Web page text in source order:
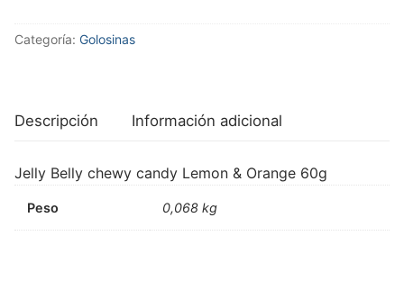
Categoría: Golosinas
Descripción Información adicional
Jelly Belly chewy candy Lemon & Orange 60g
Peso 0,068 kg